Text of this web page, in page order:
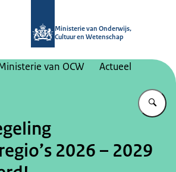
Ministerie van Onderwijs,
Cultuur en Wetenschap
van OCW
Actueel
2026 – 2029